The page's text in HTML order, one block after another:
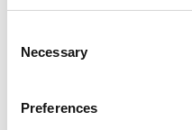
Necessary
Preferences
Zeichnungen,
Künstler/innen, bei
Ausstellung werden